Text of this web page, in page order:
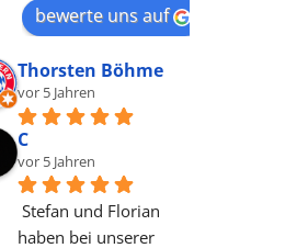
bewerte uns auf
Thorsten Böhme
vor 5 Jahren
C
vor 5 Jahren
Stefan und Florian
haben bei unserer